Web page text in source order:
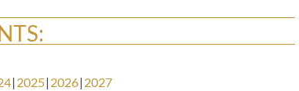
2025 2026 2027